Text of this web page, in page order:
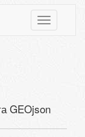
Toggle
GEOjson